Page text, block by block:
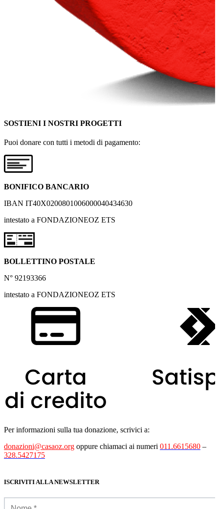
SOSTIENI I NOSTRI PROGETTI
Puoi donare con tutti i metodi di pagamento:
BONIFICO BANCARIO
IBAN IT40X0200801006000040434630
intestato a FONDAZIONEOZ ETS
BOLLETTINO POSTALE
N° 92193366
intestato a FONDAZIONEOZ ETS
Per informazioni sulla tua donazione, scrivici a:
donazioni@casaoz.org oppure chiamaci ai numeri 011.6615680 –
328.5427175
ISCRIVITI ALLA NEWSLETTER